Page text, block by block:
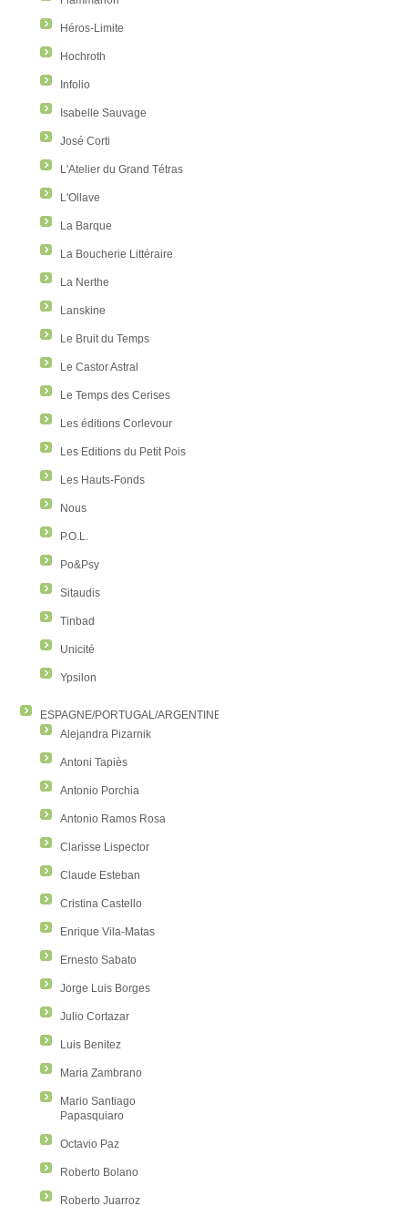
Héros-Limite
Hochroth
Infolio
Isabelle Sauvage
José Corti
L'Atelier du Grand Tétras
L'Ollave
La Barque
La Boucherie Littéraire
La Nerthe
Lanskine
Le Bruit du Temps
Le Castor Astral
Le Temps des Cerises
Les éditions Corlevour
Les Editions du Petit Pois
Les Hauts-Fonds
Nous
P.O.L.
Po&Psy
Sitaudis
Tinbad
Unicité
Ypsilon
ESPAGNE/PORTUGAL/ARGENTINE/COLOMBIE
Alejandra Pizarnik
Antoni Tapiès
Antonio Porchia
Antonio Ramos Rosa
Clarisse Lispector
Claude Esteban
Cristina Castello
Enrique Vila-Matas
Ernesto Sabato
Jorge Luis Borges
Julio Cortazar
Luis Benitez
Maria Zambrano
Mario Santiago
Papasquiaro
Octavio Paz
Roberto Bolano
Roberto Juarroz